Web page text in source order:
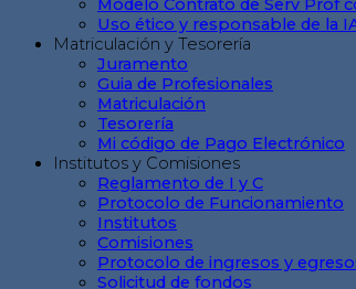
Modelo Contrato de Serv Prof
Uso ético y responsable de la
Matriculación y Tesorería
Juramento
Guia de Profesionales
Matriculación
Tesorería
Mi código de Pago Electrónico
Institutos y Comisiones
Reglamento de I y C
Protocolo de Funcionamiento
Institutos
Comisiones
Protocolo de ingresos y
Solicitud de fondos